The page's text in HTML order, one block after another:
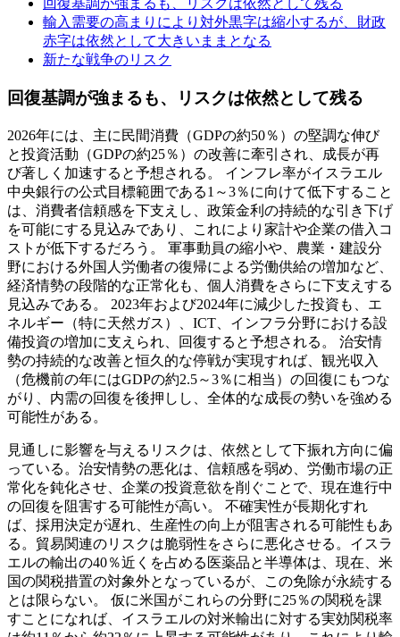
回復基調が強まるも、リスクは依然として残る
輸入需要の高まりにより対外黒字は縮小するが、財政
赤字は依然として大きいままとなる
新たな戦争のリスク
回復基調が強まるも、リスクは依然として残る
2026年には、主に民間消費（GDPの約50％）の堅調な伸び
と投資活動（GDPの約25％）の改善に牽引され、成長が再
び著しく加速すると予想される。 インフレ率がイスラエル
中央銀行の公式目標範囲である1～3％に向けて低下すること
は、消費者信頼感を下支えし、政策金利の持続的な引き下げ
を可能にする見込みであり、これにより家計や企業の借入コ
ストが低下するだろう。 軍事動員の縮小や、農業・建設分
野における外国人労働者の復帰による労働供給の増加など、
経済情勢の段階的な正常化も、個人消費をさらに下支えする
見込みである。 2023年および2024年に減少した投資も、エ
ネルギー（特に天然ガス）、ICT、インフラ分野における設
備投資の増加に支えられ、回復すると予想される。 治安情
勢の持続的な改善と恒久的な停戦が実現すれば、観光収入
（危機前の年にはGDPの約2.5～3％に相当）の回復にもつな
がり、内需の回復を後押しし、全体的な成長の勢いを強める
可能性がある。
見通しに影響を与えるリスクは、依然として下振れ方向に偏
っている。治安情勢の悪化は、信頼感を弱め、労働市場の正
常化を鈍化させ、企業の投資意欲を削ぐことで、現在進行中
の回復を阻害する可能性が高い。 不確実性が長期化すれ
ば、採用決定が遅れ、生産性の向上が阻害される可能性もあ
る。貿易関連のリスクは脆弱性をさらに悪化させる。イスラ
エルの輸出の40％近くを占める医薬品と半導体は、現在、米
国の関税措置の対象外となっているが、この免除が永続する
とは限らない。 仮に米国がこれらの分野に25％の関税を課
すことになれば、イスラエルの対米輸出に対する実効関税率